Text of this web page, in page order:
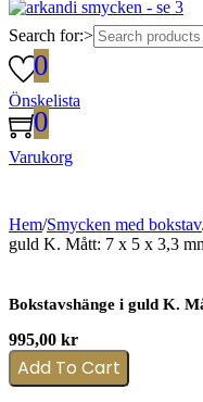
Search for:>
0
Önskelista
0
Varukorg
Hem/Smycken med bokstav
guld K. Mått: 7 x 5 x 3,3
Bokstavshänge i guld K.
995,00 kr
Add To Cart